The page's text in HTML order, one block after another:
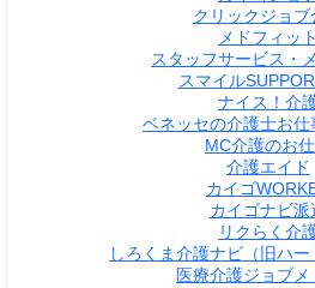
クリックジョブ
メドフィット
スタッフサービス・
スマイル
ナイス！介
ベネッセの介護士お仕
MC介護のお
介護エイド
カイゴ
カイゴナビ派
リクらく介
しろくま介護ナビ（旧ハー
医療介護ジョブメ